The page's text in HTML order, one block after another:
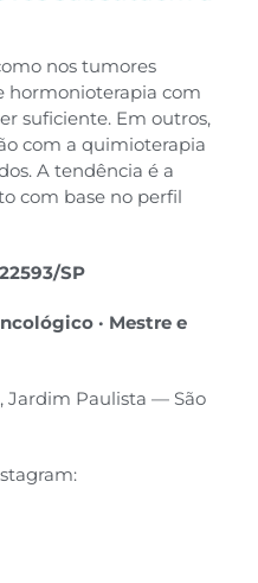
nos tumores
hormonioterapia com
suficiente. Em outros,
com a quimioterapia
A tendência é a
com base no perfil
SP
· Mestre e
Jardim Paulista — São